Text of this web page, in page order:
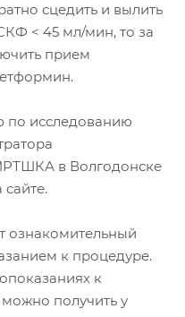
сцедить и вылить
< 45 мл/мин, то за
прием
исследованию
в Волгодонске
ознакомительный
к процедуре.
к
получить у